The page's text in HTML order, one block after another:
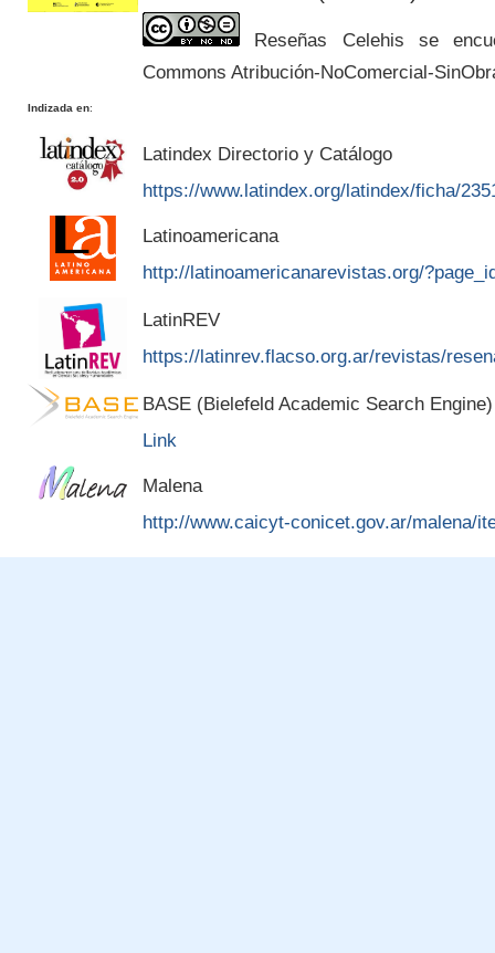
Reseñas Celehis se
Commons Atribución-NoComercial-
Indizada en:
Latindex Directorio y Catálogo
https://www.latindex.org/latindex/ficha/
Latinoamericana
http://latinoamericanarevistas.org/
LatinREV
https://latinrev.flacso.org.ar/revistas/
BASE (Bielefeld Academic Search Engine)
Link
Malena
http://www.caicyt-conicet.gov.ar/malena/